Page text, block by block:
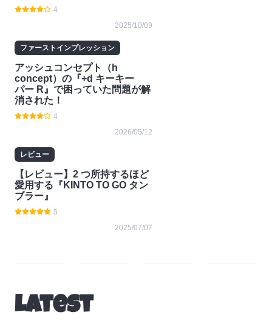
4
2025/10/09
ファーストインプレッション
アッシュコンセプト（h
concept）の『+d キーキー
パー R』で困っていた問題が解
消された！
4
2026/05/12
レビュー
【レビュー】2 つ所持するほど
愛用する『KINTO TO GO タン
ブラー』
5
2025/07/07
ビュ
ー
Latest